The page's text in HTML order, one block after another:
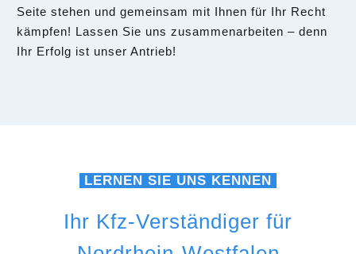
Seite stehen und gemeinsam mit Ihnen für Ihr Recht
kämpfen! Lassen Sie uns zusammenarbeiten – denn
Ihr Erfolg ist unser Antrieb!
LERNEN SIE UNS KENNEN
Ihr Kfz-Verständiger für